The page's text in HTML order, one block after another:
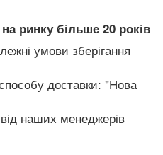
ринку більше 20 років
умови зберігання
доставки: "Нова
від наших менеджерів